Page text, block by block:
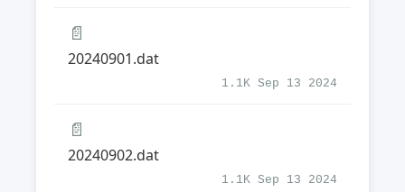
📄
20240901.dat
1.1K Sep 13 2024
📄
20240902.dat
1.1K Sep 13 2024